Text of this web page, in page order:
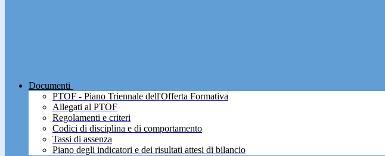
Documenti
PTOF - Piano Triennale dell'Offerta Formativa
Allegati al PTOF
Regolamenti e criteri
Codici di disciplina e di comportamento
Tassi di assenza
Piano degli indicatori e dei risultati attesi di bilancio